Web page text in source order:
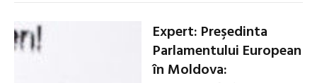
Expert: Preşedinta
Parlamentului European
în Moldova: